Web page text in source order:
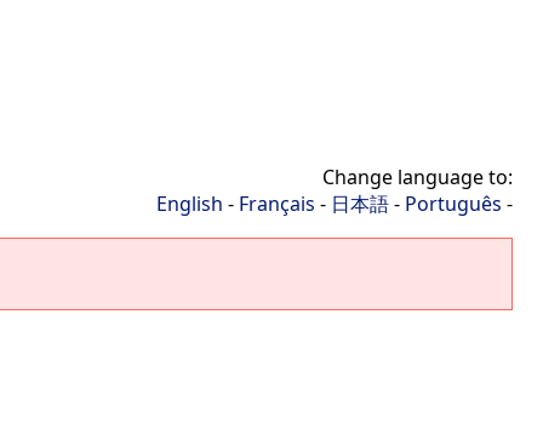
Change language to:
English - Français - 日本語- Português -